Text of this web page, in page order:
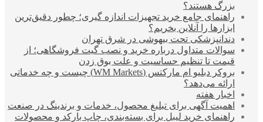
بزرگ هستند؟
راهنمای جامع خرید تجهیزات اندازه گیری؛ چطور دقیق‌ترین
ابزارها را آنلاین بخریم؟
دندانپزشکی تحت بیهوشی در شرق تهران
سوالات متداول درباره خرید و نصب گیت فروشگاهی؛ از
قیمت تا تنظیم حساسیت و علت بوق زدن
بروکر دبلیو ام مارکتس (WM Markets) چیست و چه خدماتی
ارائه می‌دهد؟
اخبار هفته
اهمیت آگهی برای تبلیغ محصول، خدمات و برندینگ در صنعت
راهنمای خرید لیبل برای بسته‌بندی، چاپ بارکد و محصولات